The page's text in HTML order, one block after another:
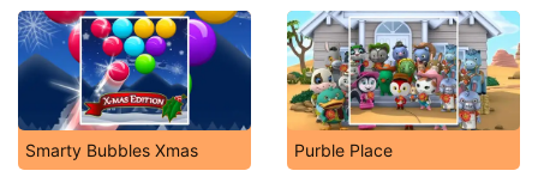
Smarty Bubbles Xmas Purble Place